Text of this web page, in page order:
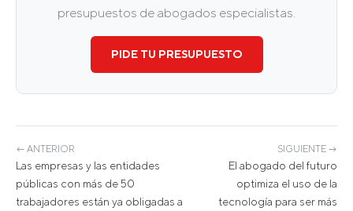
presupuestos de abogados especialistas.
PIDE TU PRESUPUESTO
← ANTERIOR
Las empresas y las entidades
públicas con más de 50
trabajadores están ya obligadas a
SIGUIENTE →
El abogado del futuro
optimiza el uso de la
tecnología para ser más